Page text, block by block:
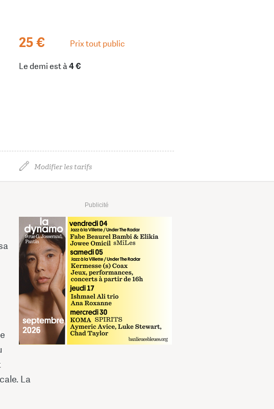
25 € Prix tout public
Le demi est à4 €
Modifier les tarifs
Publicité
La